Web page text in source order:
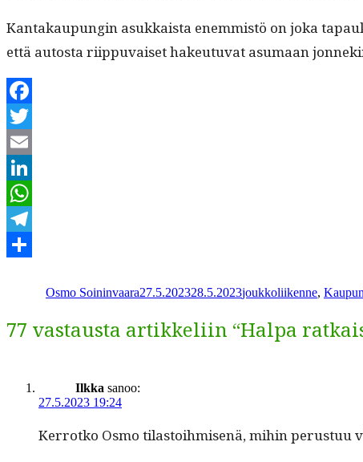
Kan­takaupun­gin asukkaista enem­mistö on joka
että autos­ta riip­pu­vaiset hakeu­tu­vat asumaan
Facebook
Twitter
Email
LinkedIn
WhatsApp
Telegram
Osmo Soininvaara27.5.202328.5.2023joukkoliikenne,
77 vastausta artikkeliin “Halpa
Ilkka sanoo:
27.5.2023 19:24
Ker­rotko Osmo tilas­toih­misenä, mihin perus­tuu